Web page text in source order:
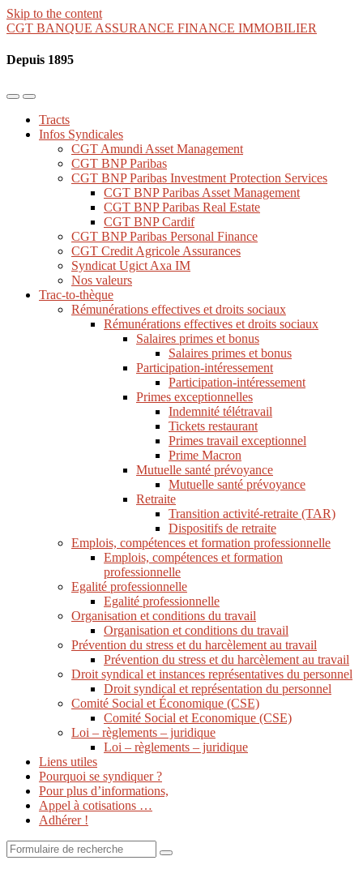
Skip to the content
CGT BANQUE ASSURANCE FINANCE IMMOBILIER
Depuis 1895
Toggle
mobile
menu
Toggle
the
search
field
Tracts
Infos Syndicales
CGT Amundi Asset Management
CGT BNP Paribas
CGT BNP Paribas Investment Protection Services
CGT BNP Paribas Asset Management
CGT BNP Paribas Real Estate
CGT BNP Cardif
CGT BNP Paribas Personal Finance
CGT Credit Agricole Assurances
Syndicat Ugict Axa IM
Nos valeurs
Trac-to-thèque
Rémunérations effectives et droits sociaux
Rémunérations effectives et droits sociaux
Salaires primes et bonus
Salaires primes et bonus
Participation-intéressement
Participation-intéressement
Primes exceptionnelles
Indemnité télétravail
Tickets restaurant
Primes travail exceptionnel
Prime Macron
Mutuelle santé prévoyance
Mutuelle santé prévoyance
Retraite
Transition activité-retraite (TAR)
Dispositifs de retraite
Emplois, compétences et formation professionnelle
Emplois, compétences et formation
professionnelle
Egalité professionnelle
Egalité professionnelle
Organisation et conditions du travail
Organisation et conditions du travail
Prévention du stress et du harcèlement au travail
Prévention du stress et du harcèlement au travail
Droit syndical et instances représentatives du personnel
Droit syndical et représentation du personnel
Comité Social et Économique (CSE)
Comité Social et Economique (CSE)
Loi – règlements – juridique
Loi – règlements – juridique
Liens utiles
Pourquoi se syndiquer ?
Pour plus d’informations,
Appel à cotisations …
Adhérer !
Search